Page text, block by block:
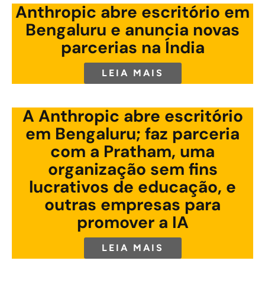
Anthropic abre escritório em
Bengaluru e anuncia novas
parcerias na Índia
LEIA MAIS
A Anthropic abre escritório
em Bengaluru; faz parceria
com a Pratham, uma
organização sem fins
lucrativos de educação, e
outras empresas para
promover a IA
LEIA MAIS